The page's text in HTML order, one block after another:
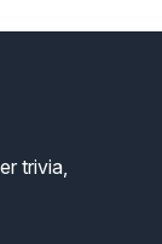
trivia,